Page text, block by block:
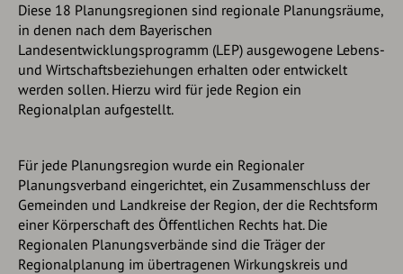
Diese 18 Planungsregionen sind regionale Planungsräume,
in denen nach dem Bayerischen
Landesentwicklungsprogramm (LEP) ausgewogene Lebens-
und Wirtschaftsbeziehungen erhalten oder entwickelt
werden sollen. Hierzu wird für jede Region ein
Regionalplan aufgestellt.
Für jede Planungsregion wurde ein Regionaler
Planungsverband eingerichtet, ein Zusammenschluss der
Gemeinden und Landkreise der Region, der die Rechtsform
einer Körperschaft des Öffentlichen Rechts hat. Die
Regionalen Planungsverbände sind die Träger der
Regionalplanung im übertragenen Wirkungskreis und